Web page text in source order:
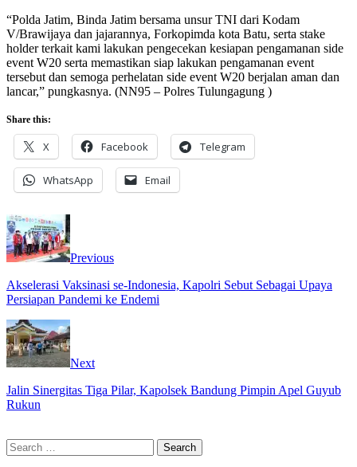
“Polda Jatim, Binda Jatim bersama unsur TNI dari Kodam
V/Brawijaya dan jajarannya, Forkopimda kota Batu, serta stake
holder terkait kami lakukan pengecekan kesiapan pengamanan side
event W20 serta memastikan siap lakukan pengamanan event
tersebut dan semoga perhelatan side event W20 berjalan aman dan
lancar,” pungkasnya. (NN95 – Polres Tulungagung )
Share this:
X Facebook Telegram
WhatsApp Email
Previous
Akselerasi Vaksinasi se-Indonesia, Kapolri Sebut Sebagai Upaya
Persiapan Pandemi ke Endemi
Next
Jalin Sinergitas Tiga Pilar, Kapolsek Bandung Pimpin Apel Guyub
Rukun
Search
for: